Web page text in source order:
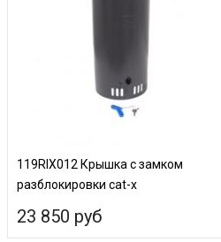
119RIX012 Крышка с замком
разблокировки cat-x
23 850 руб